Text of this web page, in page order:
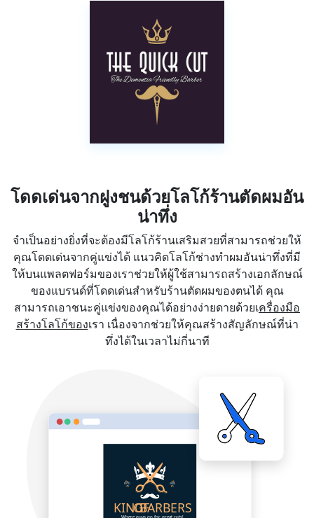
โดดเด่นจากฝูงชนด้วยโลโก้ร้านตัดผมอัน
น่าทึ่ง
จำเป็นอย่างยิ่งที่จะต้องมีโลโก้ร้านเสริมสวยที่สามารถช่วยให้
คุณโดดเด่นจากคู่แข่งได้ แนวคิดโลโก้ช่างทำผมอันน่าทึ่งที่มี
ให้บนแพลตฟอร์มของเราช่วยให้ผู้ใช้สามารถสร้างเอกลักษณ์
ของแบรนด์ที่โดดเด่นสำหรับร้านตัดผมของตนได้ คุณ
สามารถเอาชนะคู่แข่งของคุณได้อย่างง่ายดายด้วยเครื่องมือ
สร้างโลโก้ของเรา เนื่องจากช่วยให้คุณสร้างสัญลักษณ์ที่น่า
ทึ่งได้ในเวลาไม่กี่นาที